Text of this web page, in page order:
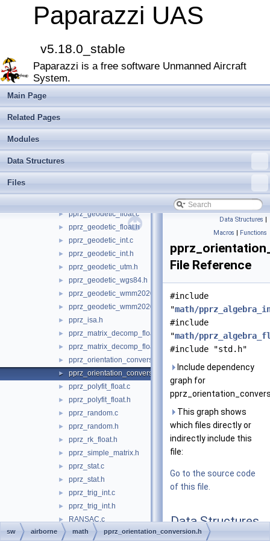
Paparazzi UAS
v5.18.0_stable
Paparazzi is a free software Unmanned Aircraft
System.
Main Page
Related Pages
Modules
Data Structures
Files
► boards
filters
▼ math
► qr_solve
► pprz_algebra.h
► pprz_algebra_double.h
►
►
► pprz_geodetic.h
► pprz_geodetic_float.c
► pprz_geodetic_float.h
► pprz_geodetic_int.c
► pprz_geodetic_int.h
► pprz_geodetic_utm.h
► pprz_geodetic_wgs84.h
► pprz_geodetic_wmm2020.c
► pprz_geodetic_wmm2020.h
► pprz_isa.h
► pprz_matrix_decomp_float.c
► pprz_matrix_decomp_float.h
► pprz_orientation_conversion.c
► pprz_orientation_conversion.h
► pprz_polyfit_float.c
► pprz_polyfit_float.h
► pprz_random.c
► pprz_random.h
► pprz_rk_float.h
► pprz_simple_matrix.h
► pprz_stat.c
► pprz_stat.h
► pprz_trig_int.c
► pprz_trig_int.h
► RANSAC.c
► RANSAC.h
Data Structures |
Macros | Functions
File Reference
#include
"math/
#include
"math/
#include "std.h"
Include dependency
graph for
This graph shows
which files directly or
indirectly include this
file:
Go to the source code
of this file.
Data Structures
sw airborne math pprz_orientation_conversion.h